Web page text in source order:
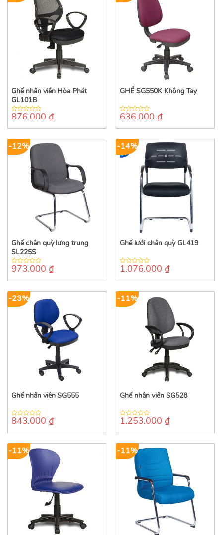
Ghế nhân viên Hòa Phát
GL101B
0
of
876.000 ₫
GHẾ SG550K Không Tay
0
of
636.000 ₫
-12%
Ghế chân quỳ lưng trung
SL225S
0
of
973.000 ₫
-14%
Ghế lưới chân quỳ GL419
0
of
1.076.000 ₫
-23%
Ghế nhân viên SG555
0
of
843.000 ₫
-11%
Ghế nhân viên SG528
0
of
1.253.000 ₫
-11% -11%